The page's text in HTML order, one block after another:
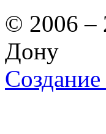
© 2006 –
Дону
Создание